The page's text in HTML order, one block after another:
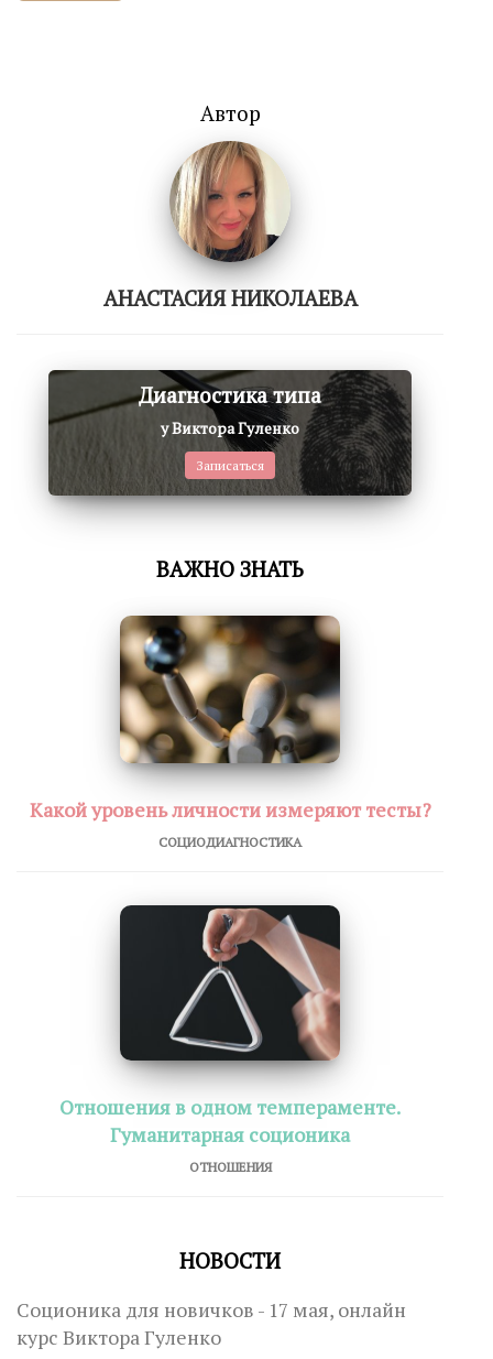
Автор
АНАСТАСИЯ НИКОЛАЕВА
Диагностика типа
у Виктора Гуленко
Записаться
ВАЖНО ЗНАТЬ
Какой уровень личности измеряют тесты?
СОЦИОДИАГНОСТИКА
Отношения в одном темпераменте.
Гуманитарная соционика
ОТНОШЕНИЯ
НОВОСТИ
Соционика для новичков - 17 мая, онлайн
курс Виктора Гуленко